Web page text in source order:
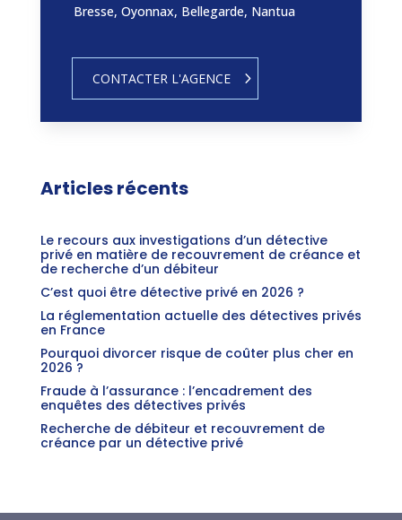
Bresse, Oyonnax, Bellegarde, Nantua
CONTACTER L'AGENCE
Articles récents
Le recours aux investigations d’un détective
privé en matière de recouvrement de créance et
de recherche d’un débiteur
C’est quoi être détective privé en 2026 ?
La réglementation actuelle des détectives privés
en France
Pourquoi divorcer risque de coûter plus cher en
2026 ?
Fraude à l’assurance : l’encadrement des
enquêtes des détectives privés
Recherche de débiteur et recouvrement de
créance par un détective privé